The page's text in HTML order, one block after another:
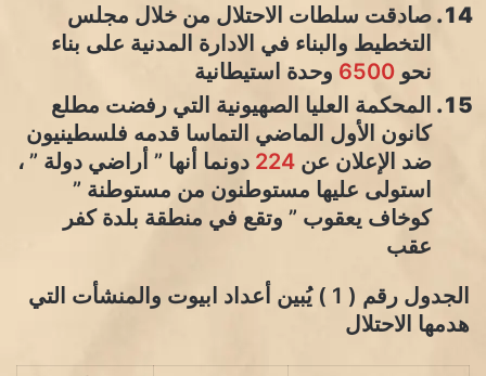
صادقت سلطات الاحتلال من خلال مجلس
التخطيط والبناء في الادارة المدنية على بناء
نحو 6500 وحدة استيطانية
المحكمة العليا الصهيونية التي رفضت مطلع
كانون الأول الماضي التماسا قدمه فلسطينيون
ضد الإعلان عن 224 دونما أنها ” أراضي دولة ” ،
استولى عليها مستوطنون من مستوطنة ”
كوخاف يعقوب ” وتقع في منطقة بلدة كفر
عقب
الجدول رقم ( 1 ) يُبين أعداد ابيوت والمنشأت التي
هدمها الاحتلال